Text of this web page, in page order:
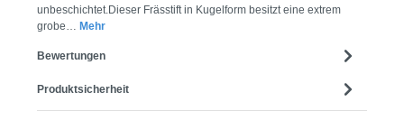
unbeschichtet.Dieser Frässtift in Kugelform besitzt eine extrem
grobe… Mehr
Bewertungen
Produktsicherheit